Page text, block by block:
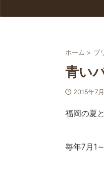
ホーム > プ
青い
2015年7
福岡の夏
毎年7月1